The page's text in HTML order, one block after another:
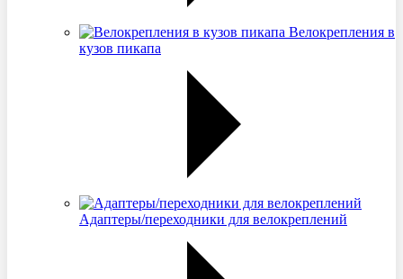
Велокрепления в
кузов пикапа
Адаптеры/переходники для велокреплений